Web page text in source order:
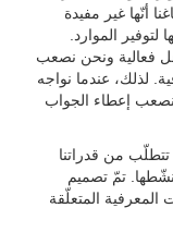
أنّها غير مفيدة
الموارد.
فعالية ونحن نصعب
لذلك، عندما نواجه
إعطاء الجواب
تتطلّب من قدراتنا
تمّ تصميم
المتعلّقة